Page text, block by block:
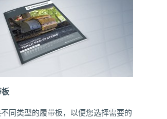
板
同类型的履带板，以便您选择需要的